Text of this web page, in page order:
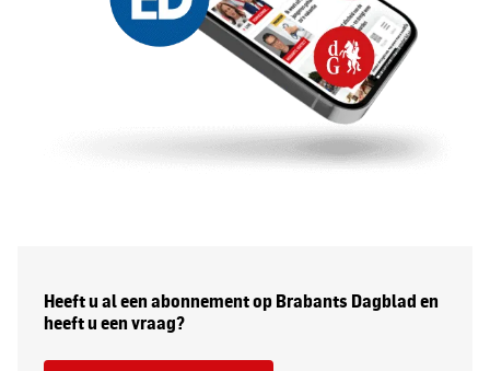
Heeft u al een abonnement op Brabants Dagblad en
heeft u een vraag?